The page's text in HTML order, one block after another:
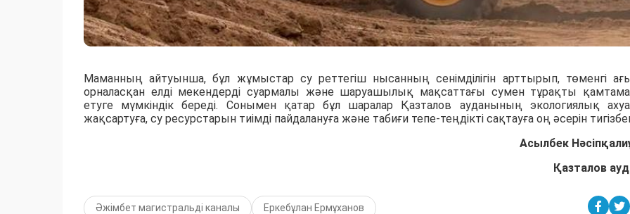
Маманның айтуынша, бұл жұмыстар су реттегіш нысанның сенімділігін арттырып, төменгі
орналасқан елді мекендерді суармалы және шаруашылық мақсаттағы сумен тұрақты
етуге мүмкіндік береді. Сонымен қатар бұл шаралар Қазталов ауданының экологиялық
жақсартуға, су ресурстарын тиімді пайдалануға және табиғи тепе-теңдікті сақтауға оң әсерін
Асылбек
Қазталов
Әжімбет магистральді каналы Еркебұлан Ермұханов